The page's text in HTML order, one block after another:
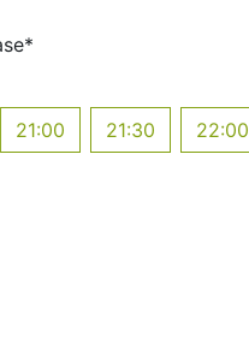
21:00 21:30 22:00